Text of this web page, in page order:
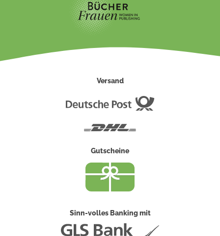
Versand
Gutscheine
Sinn-volles Banking mit